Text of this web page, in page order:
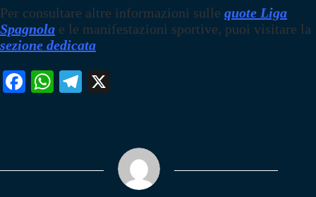
Per consultare altre informazioni sulle quote Liga
Spagnola e le manifestazioni sportive, puoi visitare la
sezione dedicata
Fa W
pp
Te
m